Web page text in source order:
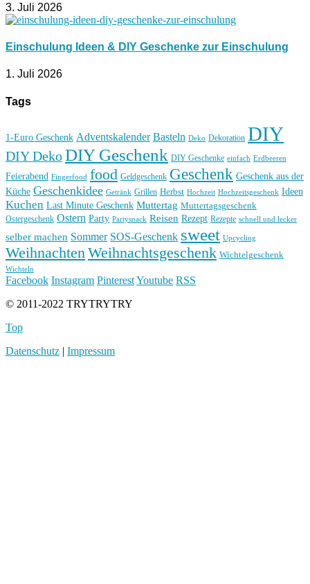
3. Juli 2026
Einschulung Ideen & DIY Geschenke zur Einschulung
1. Juli 2026
Tags
1-Euro Geschenk Adventskalender Basteln Deko Dekoration DIY
DIY DekoDIY Geschenk DIY Geschenke einfach Erdbeeren
Feierabend Fingerfood food Geldgeschenk Geschenk Geschenk aus der
Küche Geschenkidee Getränk Grillen Herbst Hochzeit Hochzeitsgeschenk Ideen
Kuchen Last Minute Geschenk Muttertag Muttertagsgeschenk
Ostergeschenk Ostern Party Partysnack Reisen Rezept Rezepte schnell und lecker
selber machen Sommer SOS-Geschenk sweet Upcycling
WeihnachtenWeihnachtsgeschenk Wichtelgeschenk
Wichteln
Facebook Instagram PinterestYoutube RSS
© 2011-2022 TRYTRYTRY
Top
Datenschutz | Impressum